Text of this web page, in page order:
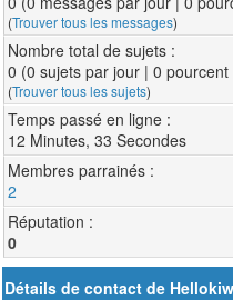
(Trouver tous les messages)
Nombre total de sujets :
0 (0 sujets par jour | 0
(Trouver tous les sujets)
Temps passé en ligne :
12 Minutes, 33 Secondes
Membres parrainés :
2
Réputation :
0
Détails de contact de